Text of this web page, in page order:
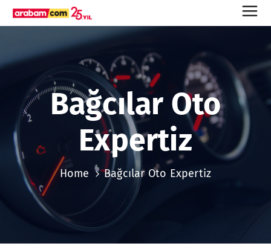
Bağcılar Oto
Expertiz
Home Bağcılar Oto Expertiz